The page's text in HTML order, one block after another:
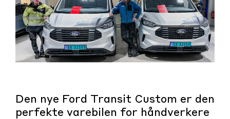
Den nye Ford Transit Custom er den
perfekte varebilen for håndverkere